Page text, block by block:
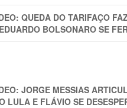
QUEDA DO TARIFAÇO
BOLSONARO SE
JORGE MESSIAS
LULA E FLÁVIO SE